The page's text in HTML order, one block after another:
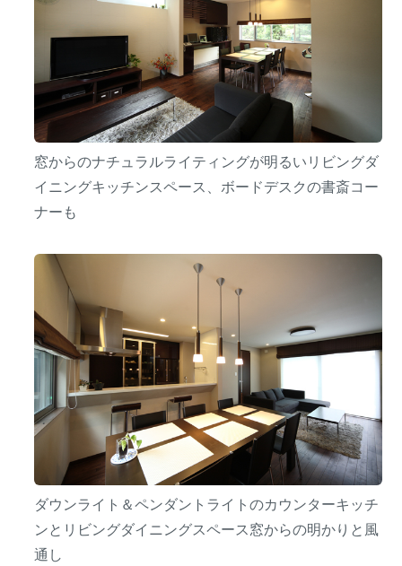
窓からのナチュラルライティングが明るいリビングダ
イニングキッチンスペース、ボードデスクの書斎コー
ナーも
ダウンライト＆ペンダントライトのカウンターキッチ
ンとリビングダイニングスペース窓からの明かりと風
通し